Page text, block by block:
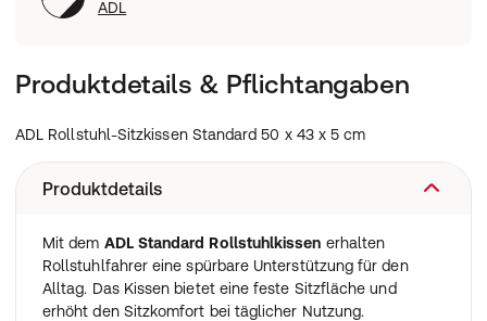
ADL
Produktdetails & Pflichtangaben
ADL Rollstuhl-Sitzkissen Standard 50 x 43 x 5 cm
Produktdetails
Mit dem ADL Standard Rollstuhlkissen erhalten
Rollstuhlfahrer eine spürbare Unterstützung für den
Alltag. Das Kissen bietet eine feste Sitzfläche und
erhöht den Sitzkomfort bei täglicher Nutzung.